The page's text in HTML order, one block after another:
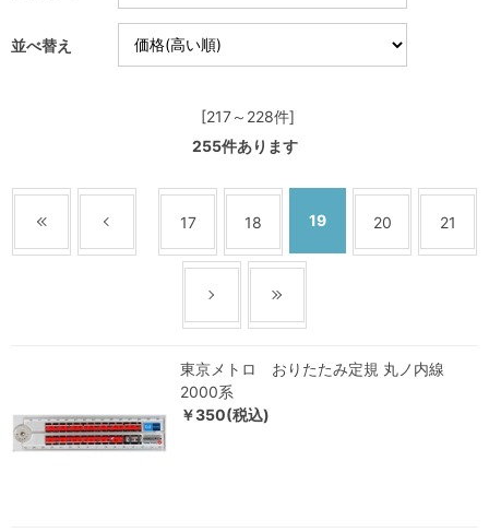
並べ替え
[217～228件]
255件あります
17 18 19 20 21
東京メトロ おりたたみ定規 丸ノ内線
2000系
￥350(税込)